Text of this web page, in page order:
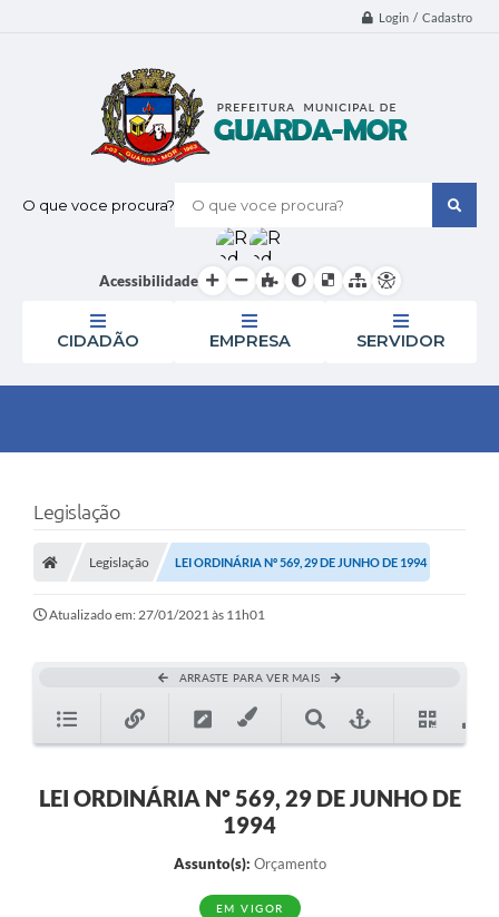
Login / Cadastro
O que voce procura?
Acessibilidade
CIDADÃO EMPRESA SERVIDOR
Legislação
Legislação LEI ORDINÁRIA Nº 569, 29 DE JUNHO DE 1994
Atualizado em: 27/01/2021 às 11h01
ARRASTE PARA VER MAIS
LEI ORDINÁRIA Nº 569, 29 DE JUNHO DE
1994
Assunto(s): Orçamento
EM VIGOR